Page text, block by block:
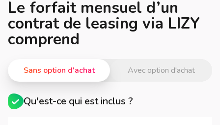
Le forfait mensuel d’un
contrat de leasing via LIZY
comprend
Avec option d'achat
Sans option d'achat
Qu'est-ce qui est inclus ?